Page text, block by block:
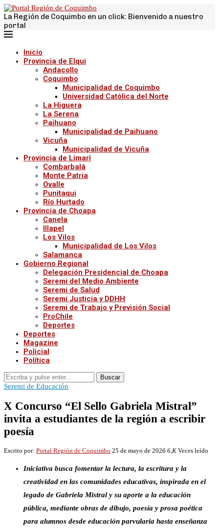
La Región de Coquimbo en un click: Bienvenido a nuestro
portal
Inicio
Provincia de Elqui
Andacollo
Coquimbo
Municipalidad de Coquimbo
Universidad Católica del Norte
La Higuera
La Serena
Paihuano
Municipalidad de Paihuano
Vicuña
Municipalidad de Vicuña
Provincia de Limarí
Combarbalá
Monte Patria
Ovalle
Punitaqui
Río Hurtado
Provincia de Choapa
Canela
Illapel
Los Vilos
Municipalidad de Los Vilos
Salamanca
Gobierno Regional
Delegación Presidencial de Choapa
Seremi del Medio Ambiente
Seremi de Salud
Seremi Justicia y DDHH
Seremi de Trabajo y Previsión Social
ProChile
Deportes
Deportes
Magazine
Policial
Política
Buscar
Seremi de Educación
X Concurso “El Sello Gabriela Mistral”
invita a estudiantes de la región a escribir
poesía
Escrito por: Portal Región de Coquimbo 25 de mayo de 2026 6,K Veces leído
Iniciativa busca fomentar la lectura, la escritura y la
creatividad en las comunidades educativas, inspirada en el
legado de Gabriela Mistral y su aporte a la educación
pública, mediante obras de dibujo, poesía y prosa poética
para alumnos desde educación parvularia hasta enseñanza